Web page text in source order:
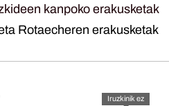
kanpoko erakusketak
Rotaecheren erakusketak
Iruzkinik ez